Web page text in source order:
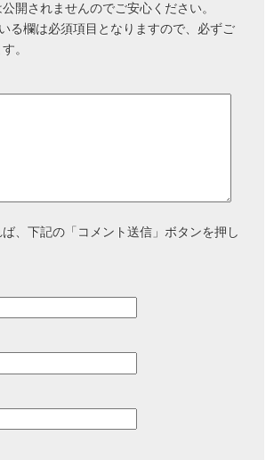
開されませんのでご安心ください。
る欄は必須項目となりますので、必ずご
。
、下記の「コメント送信」ボタンを押し